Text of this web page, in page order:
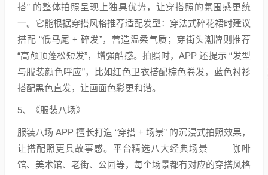
搭” 的整体拍照呈现上独具优势，让穿搭照的氛围感更统
一。它能根据穿搭风格推荐适配发型：穿法式碎花裙时建议
搭配 “低马尾 + 碎发”，营造温柔气质；穿街头潮牌则推荐
“高颅顶蓬松短发”，增强酷感。拍照时，APP 还提示 “发型
与服装颜色呼应”，比如红色卫衣搭配棕色卷发，蓝色衬衫
搭配黑色直发，让画面色彩更和谐。
5、《服装八场》
服装八场 APP 擅长打造 “穿搭 + 场景” 的沉浸式拍照效果，
让搭配照更具故事感。平台精选八大经典场景 —— 咖啡
馆、美术馆、老街、公园等，每个场景都有对应的穿搭风格